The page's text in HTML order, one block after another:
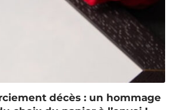
décès : un hommage